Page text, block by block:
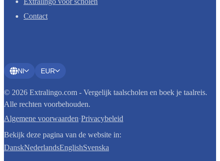
Contact
Nl EUR
© 2026 Extralingo.com - Vergelijk taalscholen en boek je taalreis.
Alle rechten voorbehouden.
Algemene voorwaarden·Privacybeleid
Bekijk deze pagina van de website in:
DanskNederlandsEnglishSvenska